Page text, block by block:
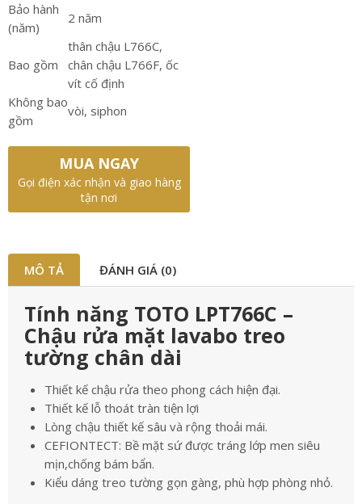
Bảo hành
(năm)
2 năm
Bao gồm
thân chậu L766C,
chân chậu L766F, ốc
vít cố định
Không bao
gồm
vòi, siphon
MUA NGAY
Gọi điện xác nhận và giao hàng
tận nơi
MÔ TẢ ĐÁNH GIÁ (0)
Tính năng TOTO LPT766C –
Chậu rửa mặt lavabo treo
tường chân dài
Thiết kế chậu rửa theo phong cách hiện đại.
Thiết kế lỗ thoát tràn tiện lợi
Lòng chậu thiết kế sâu và rộng thoải mái.
CEFIONTECT: Bề mặt sứ được tráng lớp men siêu
mịn,chống bám bẩn.
Kiểu dáng treo tường gọn gàng, phù hợp phòng nhỏ.